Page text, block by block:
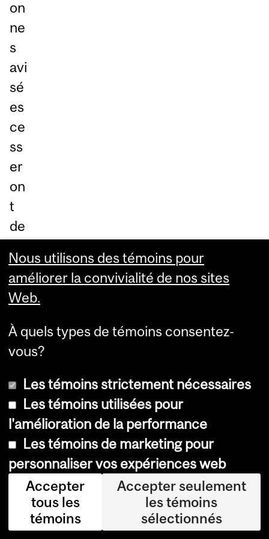
on
ne
s
avi
sé
es
ce
ss
er
on
t
de
agi
r à
ce
ge
nr
de
no
uv
ell
es
Nous utilisons des témoins pour
améliorer la convivialité de nos sites
Web.
À quels types de témoins consentez-
vous?
Les témoins strictement nécessaires
Les témoins utilisées pour
l'amélioration de la performance
Les témoins de marketing pour
personnaliser vos expériences web
Accepter
tous les
témoins
Accepter seulement
les témoins
sélectionnés